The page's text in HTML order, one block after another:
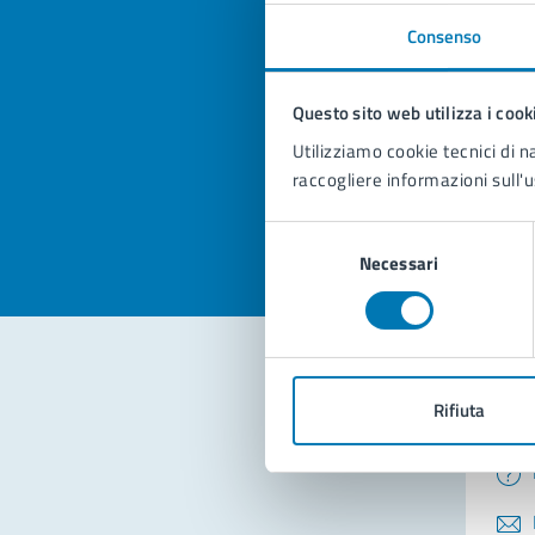
Consenso
Questo sito web utilizza i
Utilizziamo cookie tecnici di
raccogliere informazioni
Necessari
Rifiuta
Valuta